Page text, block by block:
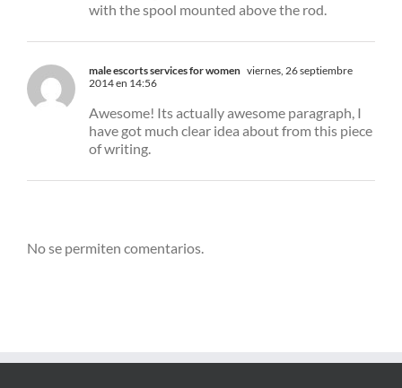
with the spool mounted above the rod.
male escorts services for women viernes, 26 septiembre
2014 en 14:56
Awesome! Its actually awesome paragraph, I
have got much clear idea about from this piece
of writing.
No se permiten comentarios.